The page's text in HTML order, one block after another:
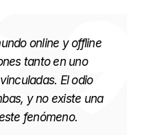
online y offline
tanto en uno
El odio
y no existe una
fenómeno.